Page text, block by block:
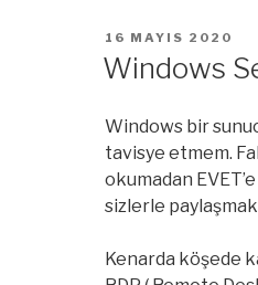
YAYIM
16 MAYIS 2020
Windows
Windows bir
tavisye etmem.
okumadan
sizlerle
Kenarda köşede